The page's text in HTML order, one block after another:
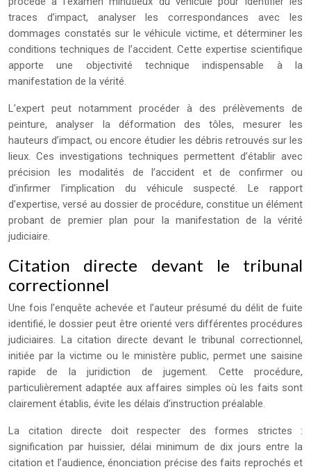
traces d’impact, analyser les correspondances avec les
dommages constatés sur le véhicule victime, et déterminer les
conditions techniques de l’accident. Cette expertise scientifique
apporte une objectivité technique indispensable à la
manifestation de la vérité.
L’expert peut notamment procéder à des prélèvements de
peinture, analyser la déformation des tôles, mesurer les
hauteurs d’impact, ou encore étudier les débris retrouvés sur les
lieux. Ces investigations techniques permettent d’établir avec
précision les modalités de l’accident et de confirmer ou
d’infirmer l’implication du véhicule suspecté. Le rapport
d’expertise, versé au dossier de procédure, constitue un élément
probant de premier plan pour la manifestation de la vérité
judiciaire.
Citation directe devant le tribunal
correctionnel
Une fois l’enquête achevée et l’auteur présumé du délit de fuite
identifié, le dossier peut être orienté vers différentes procédures
judiciaires. La citation directe devant le tribunal correctionnel,
initiée par la victime ou le ministère public, permet une saisine
rapide de la juridiction de jugement. Cette procédure,
particulièrement adaptée aux affaires simples où les faits sont
clairement établis, évite les délais d’instruction préalable.
La citation directe doit respecter des formes strictes :
signification par huissier, délai minimum de dix jours entre la
citation et l’audience, énonciation précise des faits reprochés et